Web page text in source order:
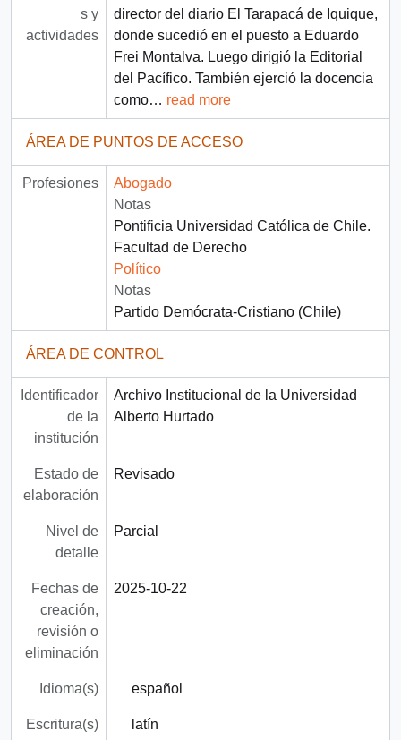
s y
actividades
director del diario El Tarapacá de Iquique,
donde sucedió en el puesto a Eduardo
Frei Montalva. Luego dirigió la Editorial
del Pacífico. También ejerció la docencia
como… read more
ÁREA DE PUNTOS DE ACCESO
Profesiones
Abogado
Notas
Pontificia Universidad Católica de Chile.
Facultad de Derecho
Político
Notas
Partido Demócrata-Cristiano (Chile)
ÁREA DE CONTROL
Identificador
de la
institución
Archivo Institucional de la Universidad
Alberto Hurtado
Estado de
elaboración
Revisado
Nivel de
detalle
Parcial
Fechas de
creación,
revisión o
eliminación
2025-10-22
Idioma(s) español
Escritura(s) latín